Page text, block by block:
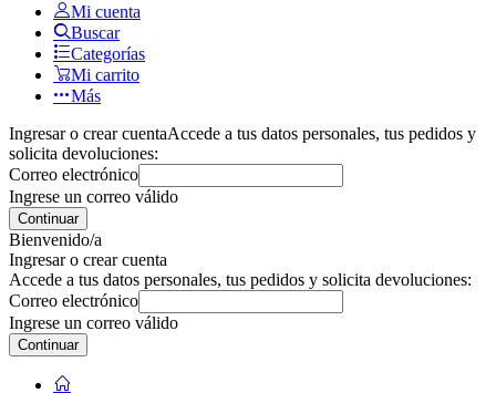
Mi cuenta
Buscar
Categorías
Mi carrito
Más
Ingresar o crear cuentaAccede a tus datos personales, tus pedidos y
solicita devoluciones:
Correo electrónico
Ingrese un correo válido
Continuar
Bienvenido/a
Ingresar o crear cuenta
Accede a tus datos personales, tus pedidos y solicita devoluciones:
Correo electrónico
Ingrese un correo válido
Continuar